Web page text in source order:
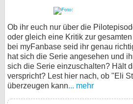
Ob ihr euch nur über die
oder gleich eine Kritik zur
bei myFanbase seid ihr genau
hat sich die Serie angesehen und
sich die Serie einzuschalten? Hält
verspricht? Lest hier nach, ob "Eli
überzeugen kann... mehr